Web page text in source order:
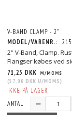
V-BAND CLAMP - 2"
MODEL/VARENR.:
2" V-Band, Clamp.
Flangser købes ved
71,25 DKK M/MOMS
(57,00 DKK U/MOMS )
IKKE PÅ LAGER
ANTAL